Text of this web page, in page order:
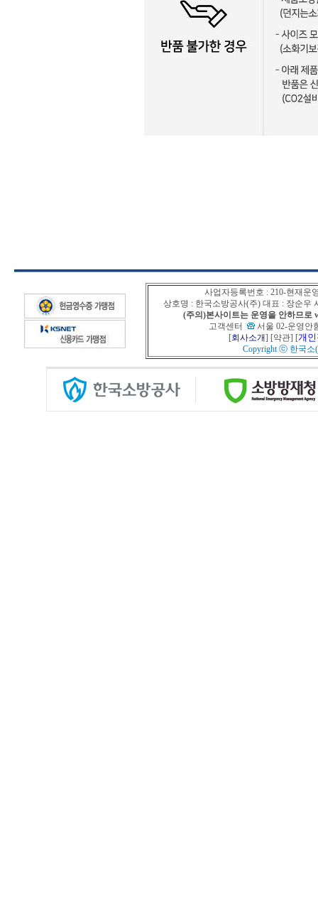
사업자등록번호 : 210-현재운
상호명 : 한국소방공사(주) 대표 : 장순우
(주의)본사이트는 운영을 안하므로
고객센터
서울 02-운영안
[회사소개] [약관] [개
Copyright ⓒ 한국소